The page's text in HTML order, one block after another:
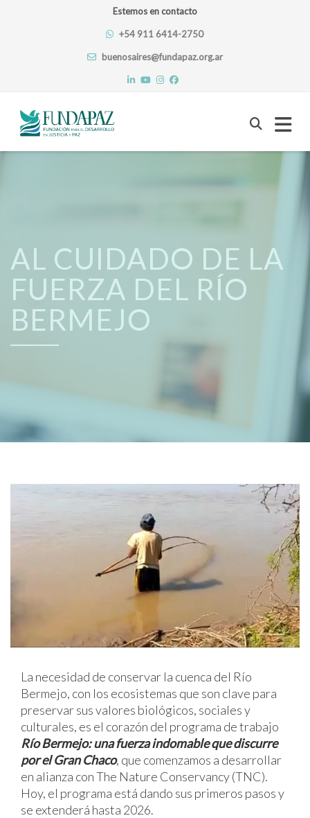
Estemos en contacto
+54 911 6414-2750
buenosaires@fundapaz.org.ar
Skip
AL CUIDADO DE LA
FUERZA DEL RÍO
BERMEJO
La necesidad de conservar la cuenca del Río
Bermejo, con los ecosistemas que son clave para
preservar sus valores biológicos, sociales y
culturales, es el corazón del programa de trabajo
Río Bermejo: una fuerza indomable que discurre
por el Gran Chaco, que comenzamos a desarrollar
en alianza con The Nature Conservancy (TNC).
Hoy, el programa está dando sus primeros pasos y
se extenderá hasta 2026.